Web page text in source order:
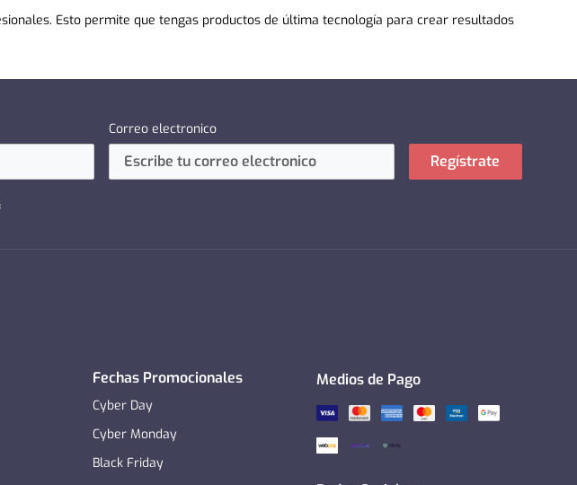
Esto permite que tengas productos de última tecnología para crear resultados
Correo electronico
Regístrate
Fechas Promocionales
Cyber Day
Cyber Monday
Black Friday
Medios de Pago